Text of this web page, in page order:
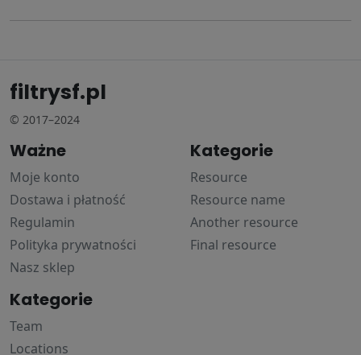
filtrysf.pl
© 2017–2024
Ważne
Moje konto
Dostawa i płatność
Regulamin
Polityka prywatności
Nasz sklep
Kategorie
Resource
Resource name
Another resource
Final resource
Kategorie
Team
Locations